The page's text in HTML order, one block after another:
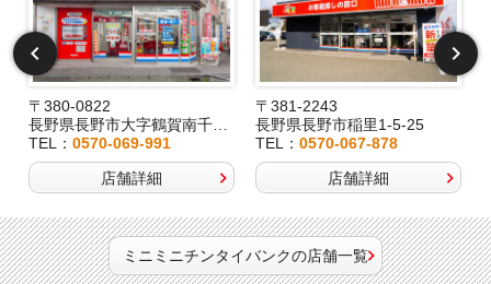
〒380-0822
長野県長野市大字鶴賀南千歳町826
TEL： 0570-069-991
店舗詳細
〒381-2243
長野県長野市稲里1-5-25
TEL：0570-067-878
店舗詳細
ミニミニチンタイバンクの店舗一覧